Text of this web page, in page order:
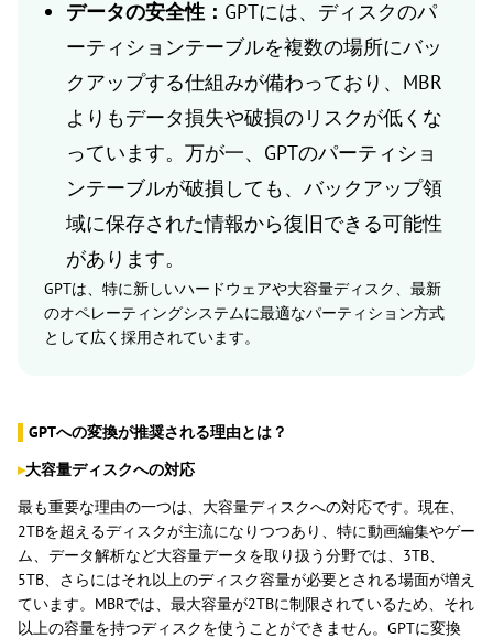
データの安全性： GPTには、ディスクのパ
ーティションテーブルを複数の場所にバッ
クアップする仕組みが備わっており、MBR
よりもデータ損失や破損のリスクが低くな
っています。万が一、GPTのパーティショ
ンテーブルが破損しても、バックアップ領
域に保存された情報から復旧できる可能性
があります。
GPTは、特に新しいハードウェアや大容量ディスク、最新
のオペレーティングシステムに最適なパーティション方式
として広く採用されています。
GPTへの変換が推奨される理由とは？
▸大容量ディスクへの対応
最も重要な理由の一つは、大容量ディスクへの対応です。現在、
2TBを超えるディスクが主流になりつつあり、特に動画編集やゲー
ム、データ解析など大容量データを取り扱う分野では、3TB、
5TB、さらにはそれ以上のディスク容量が必要とされる場面が増え
ています。MBRでは、最大容量が2TBに制限されているため、それ
以上の容量を持つディスクを使うことができません。GPTに変換